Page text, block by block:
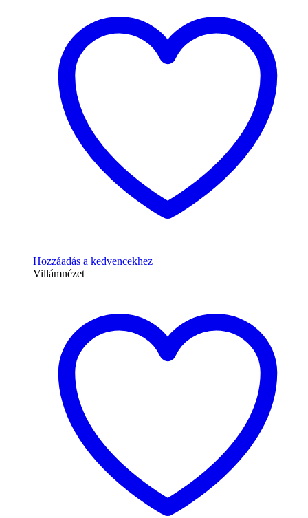
Hozzáadás a kedvencekhez
Villámnézet